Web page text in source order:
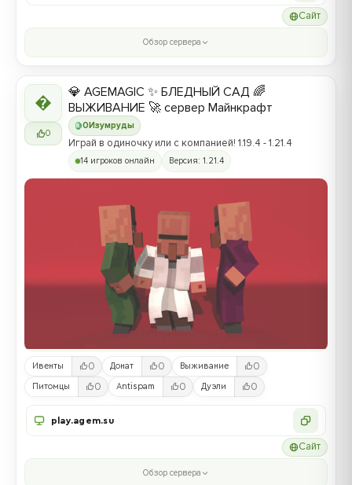
Сайт
Обзор сервера

0
0 Изумруды
💎 AGEMAGIC ✨ БЛЕДНЫЙ САД 🌈
ВЫЖИВАНИЕ 🚀 сервер Майнкрафт
Играй в одиночку или с компанией! 1.19.4 - 1.21.4
14 игроков онлайн Версия: 1.21.4
Ивенты 0 Донат 0 Выживание 0
Питомцы 0 Antispam 0 Дуэли 0
play.agem.su
Сайт
Обзор сервера